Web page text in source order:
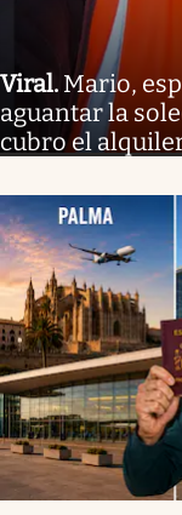
Viral. Mario,
aguantar la
cubro el